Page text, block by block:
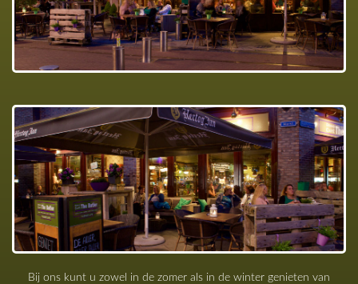
Bij ons kunt u zowel in de zomer als in de winter genieten van